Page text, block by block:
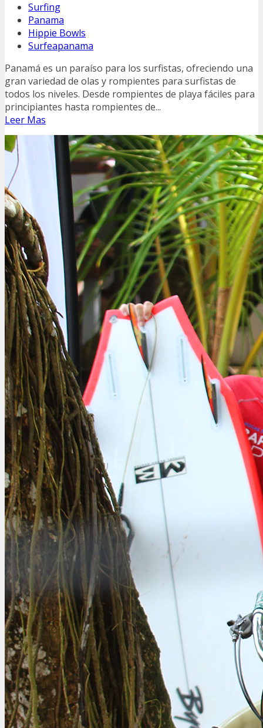
Surfing
Panama
Hippie Bowls
Surfeapanama
Panamá es un paraíso para los surfistas, ofreciendo una
gran variedad de olas y rompientes para surfistas de
todos los niveles. Desde rompientes de playa fáciles para
principiantes hasta rompientes de...
Leer Mas